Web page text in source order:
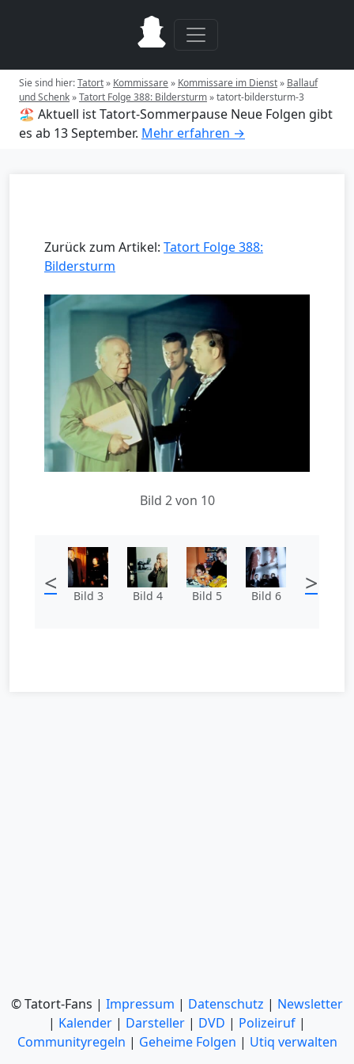
Sie sind hier:Tatort» Kommissare» Kommissare im Dienst» Ballauf
und Schenk»Tatort Folge 388: Bildersturm»tatort-bildersturm-3
🏖️ Aktuell ist Tatort-Sommerpause Neue Folgen gibt
es ab 13 September. Mehr erfahren →
Zurück zum Artikel: Tatort Folge 388:
Bildersturm
Bild 2 von 10
< Bild 3 Bild 4 Bild 5 Bild 6 >
© Tatort-Fans | Impressum | Datenschutz | Newsletter
| Kalender | Darsteller | DVD | Polizeiruf |
Communityregeln | Geheime Folgen | Utiq verwalten